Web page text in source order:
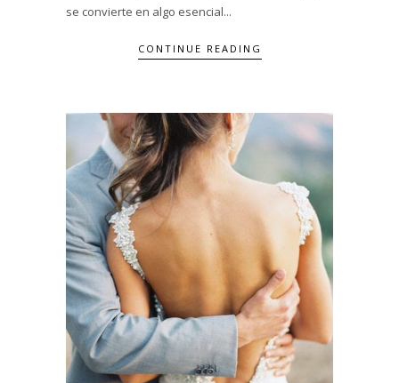
se convierte en algo esencial...
CONTINUE READING